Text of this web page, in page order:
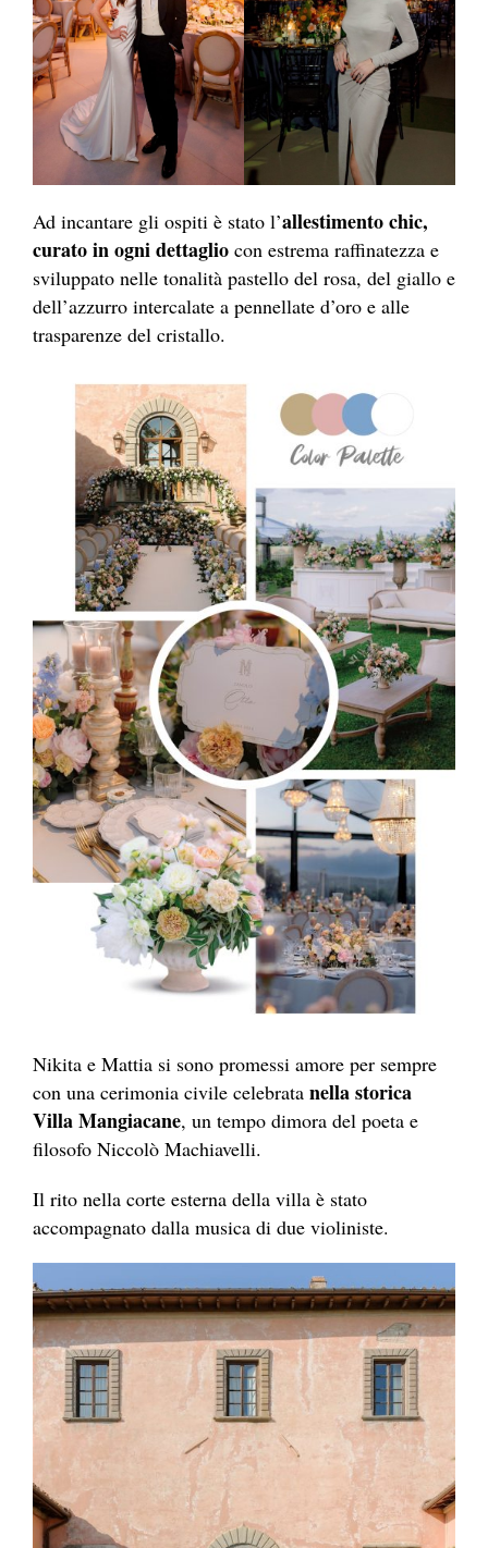
Ad incantare gli ospiti è stato l’allestimento chic,
curato in ogni dettaglio con estrema raffinatezza e
sviluppato nelle tonalità pastello del rosa, del giallo e
dell’azzurro intercalate a pennellate d’oro e alle
trasparenze del cristallo.
Nikita e Mattia si sono promessi amore per sempre
con una cerimonia civile celebrata nella storica
Villa Mangiacane, un tempo dimora del poeta e
filosofo Niccolò Machiavelli.
Il rito nella corte esterna della villa è stato
accompagnato dalla musica di due violiniste.